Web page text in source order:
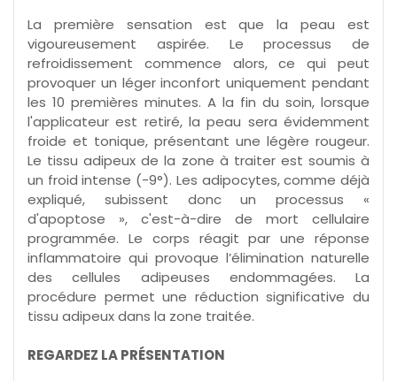
La première sensation est que la peau est
vigoureusement aspirée. Le processus de
refroidissement commence alors, ce qui peut
provoquer un léger inconfort uniquement pendant
les 10 premières minutes. A la fin du soin, lorsque
l'applicateur est retiré, la peau sera évidemment
froide et tonique, présentant une légère rougeur.
Le tissu adipeux de la zone à traiter est soumis à
un froid intense (-9°). Les adipocytes, comme déjà
expliqué, subissent donc un processus «
d'apoptose », c'est-à-dire de mort cellulaire
programmée. Le corps réagit par une réponse
inflammatoire qui provoque l’élimination naturelle
des cellules adipeuses endommagées. La
procédure permet une réduction significative du
tissu adipeux dans la zone traitée.
REGARDEZ LA PRÉSENTATION